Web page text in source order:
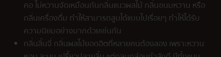
คอ ไม่หวานจัดเหมือนกันกลิ่นแนวผลไม้ กลิ่นขนมหวาน หรือ
กลิ่นเครื่องดื่ม ทำให้สามารถสูบได้แบบไปเรื่อยๆ ทำให้ได้รับ
ความนิยมอย่างมากด้วยเช่นกัน
กลิ่นลิ้นจี่ กลิ่นผลไม้ยอดฮิตที่หลายคนต้องลอง เพราะหวาน